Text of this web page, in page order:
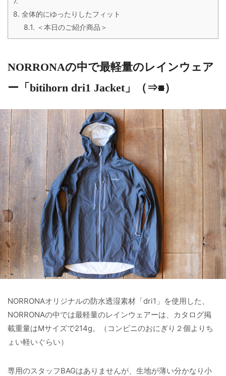
8. 全体的にゆったりしたフィット
8.1. ＜本日のご紹介商品＞
NORRONAの中で最軽量のレインウェア
ー「bitihorn dri1 Jacket」（⇒■）
NORRONAオリジナルの防水透湿素材「dri1」を使用した、
NORRONAの中では最軽量のレインウェアーは、カタログ掲
載重量はMサイズで214g。（コンビニのおにぎり２個よりち
ょい軽いぐらい）
専用のスタッフBAGはありませんが、生地が薄い分かなり小